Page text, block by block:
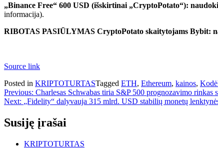
„Binance Free“ 600 USD (išskirtinai „CryptoPotato“):
informacija).
RIBOTAS PASIŪLYMAS CryptoPotato skaitytojams Bybit:
Source link
Posted in KRIPTOTURTASTagged ETH, Ethereum, kainos,
Navigacija
tarp
įrašų
Previous: Charlesas Schwabas tiria S&P 500 prognozavimo rinkas
Next: „Fidelity“ dalyvauja 315 mlrd. USD stabilių monetų
Susiję įrašai
KRIPTOTURTAS